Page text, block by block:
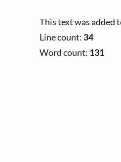
This text was added
Line count: 34
Word count: 131